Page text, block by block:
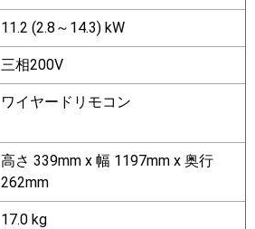
11.2 (2.8～14.3) kW
三相200V
ワイヤードリモコン
高さ 339mm x 幅 1197mm x 奥行
262mm
17.0 kg